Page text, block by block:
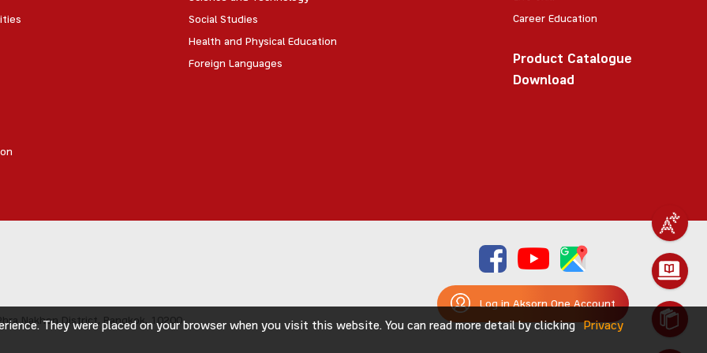
Social Studies
Health and Physical Education
Foreign Languages
Career Education
Product Catalogue
Download
Nakhon District, Bangkok, 10200
Log in Aksorn One Account
They were placed on your browser when you visit this website. You can read more detail by clicking
Privacy